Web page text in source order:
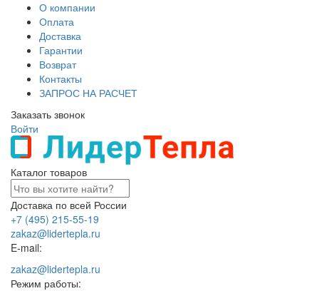
О компании
Оплата
Доставка
Гарантии
Возврат
Контакты
ЗАПРОС НА РАСЧЕТ
Заказать звонок
Войти
Каталог товаров
Доставка по всей России
+7 (495) 215-55-19
zakaz@lidertepla.ru
E-mail:
zakaz@lidertepla.ru
Режим работы: